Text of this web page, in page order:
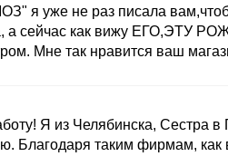
я уже не раз писала
а сейчас как вижу
Мне так нравится ваш
Я из Челябинска, Сестра
Благодаря таким фирмам, как